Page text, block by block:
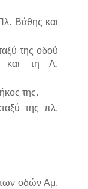
Βάθης και
της οδού
και τη Λ.
της.
της πλ.
οδών Αμ.